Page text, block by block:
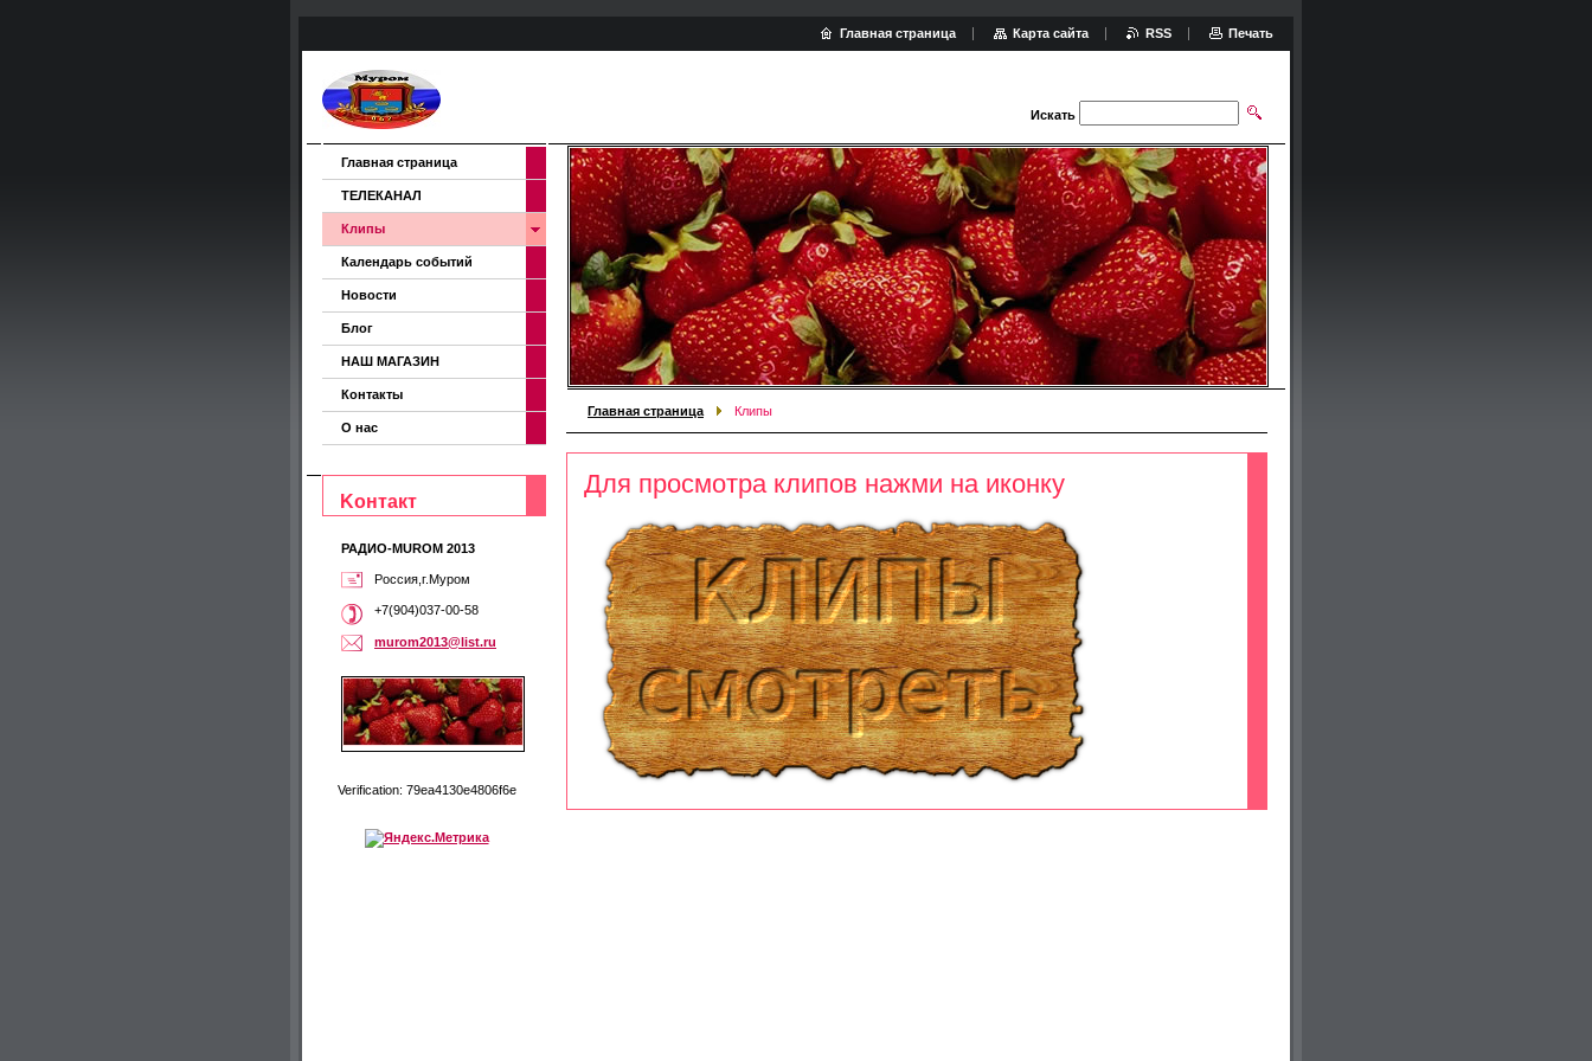
Искать
Главная страница Клипы
Для просмотра клипов нажми на иконку
Главная страница
ТЕЛЕКАНАЛ
Клипы
Календарь событий
Новости
Блог
НАШ МАГАЗИН
Контакты
О нас
Koнтакт
РАДИО-MUROM 2013
Россия,г.Муром
+7(904)037-00-58
murom2013@list.ru
Verification: 79ea4130e4806f6e
Главная страница Карта сайта RSS Печать